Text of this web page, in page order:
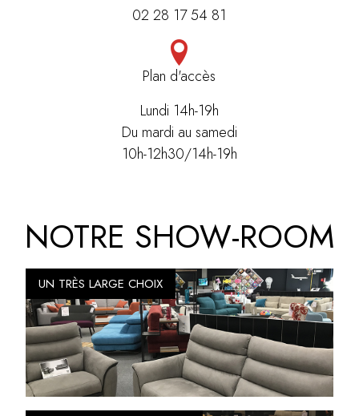
02 28 17 54 81
Plan d'accès
Lundi 14h-19h
Du mardi au samedi
10h-12h30/14h-19h
NOTRE SHOW-ROOM
UN TRÈS LARGE CHOIX